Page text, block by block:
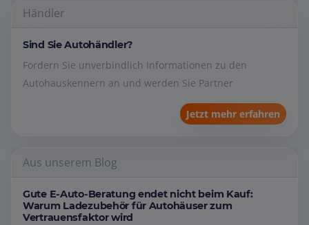
Händler
Sind Sie Autohändler?
Fordern Sie unverbindlich Informationen zu den
Autohauskennern an und werden Sie Partner
Jetzt mehr erfahren
Aus unserem Blog
Gute E-Auto-Beratung endet nicht beim Kauf:
Warum Ladezubehör für Autohäuser zum
Vertrauensfaktor wird